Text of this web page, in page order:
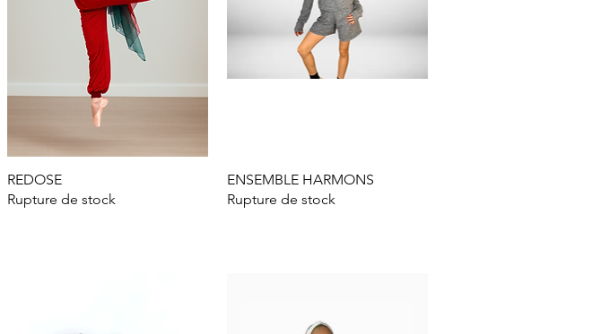
REDOSE
Rupture de stock
Aperçu rapide
ENSEMBLE HARMONS
Rupture de stock